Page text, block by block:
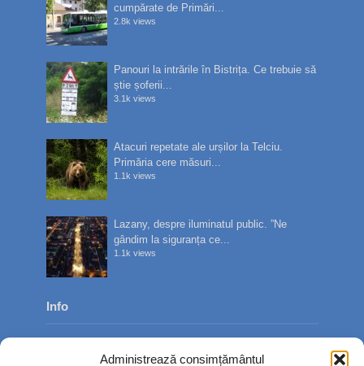
Administrează consimțământul
cumpărate de Primări...
2.8k views
Panouri la intrările în Bistrița. Ce trebuie să
știe șoferii...
3.1k views
Atacuri repetate ale urșilor la Telciu.
Primăria cere măsuri...
1.1k views
Lazany, despre iluminatul public. ”Ne
gândim la siguranța ce...
1.1k views
Info